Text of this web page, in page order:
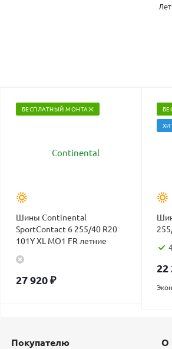
БЕСПЛАТНЫЙ МОНТАЖ
Шины Continental
SportContact 6 255/40 R20
101Y XL MO1 FR летние
27 920₽
22
Покупателю О